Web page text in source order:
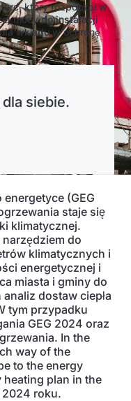
który rozpoczął w
mocy do instalacji
wkładu w ochronę
siebie.
(GEG
staje się
klimatycznej.
do
klimatycznych i
energetycznej i
miasta i gminy do
dostaw ciepła
tym przypadku
GEG 2024 oraz
In the
way of the
to the energy
plan in the
2024 roku.